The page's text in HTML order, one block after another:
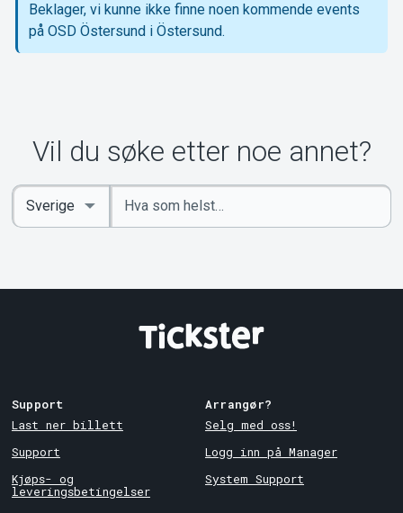
Om Tickster
Beklager, vi kunne ikke finne noen kommende events
på OSD Östersund i Östersund.
Vil du søke etter noe annet?
Angi
nøkkelord
Select
Country
Support
Last ner billett
Support
Kjøps- og
leveringsbetingelser
Arrangør?
Selg med oss!
Logg inn på Manager
System Support